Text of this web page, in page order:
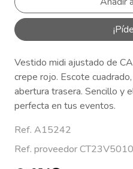
Vestido midi ajustado de
crepe rojo. Escote
abertura trasera. Sencillo y
perfecta en tus eventos.
Ref. A15242
Ref. proveedor